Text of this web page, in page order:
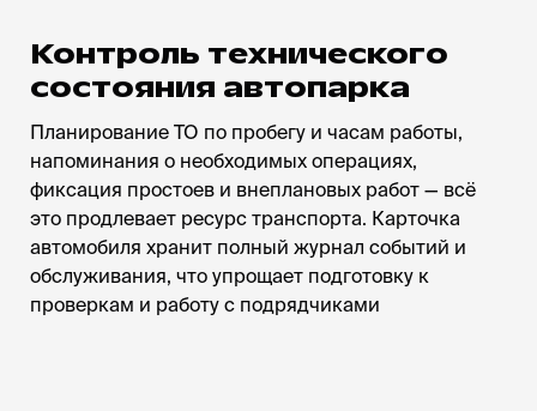
Контроль технического
состояния автопарка
Планирование ТО по пробегу и часам работы,
напоминания о необходимых операциях,
фиксация простоев и внеплановых работ — всё
это продлевает ресурс транспорта. Карточка
автомобиля хранит полный журнал событий и
обслуживания, что упрощает подготовку к
проверкам и работу с подрядчиками